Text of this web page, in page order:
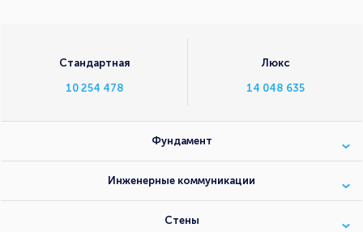
Стандартная
10 254 478
Люкс
14 048 635
Фундамент
Инженерные коммуникации
Стены